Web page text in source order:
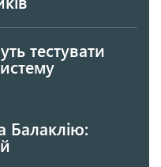
тестувати
Балаклію: